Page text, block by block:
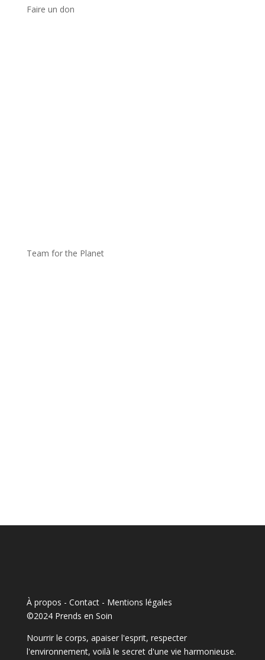
Faire un don
Team for the Planet
À propos - Contact- Mentions légales
©2024 Prends en Soin
Nourrir le corps, apaiser l'esprit, respecter
l'environnement, voilà le secret d'une vie harmonieuse.